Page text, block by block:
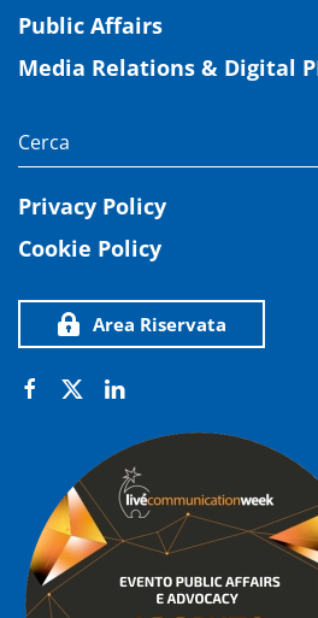
Public Affairs
Media Relations & Digital
Privacy Policy
Cookie Policy
Area Riservata